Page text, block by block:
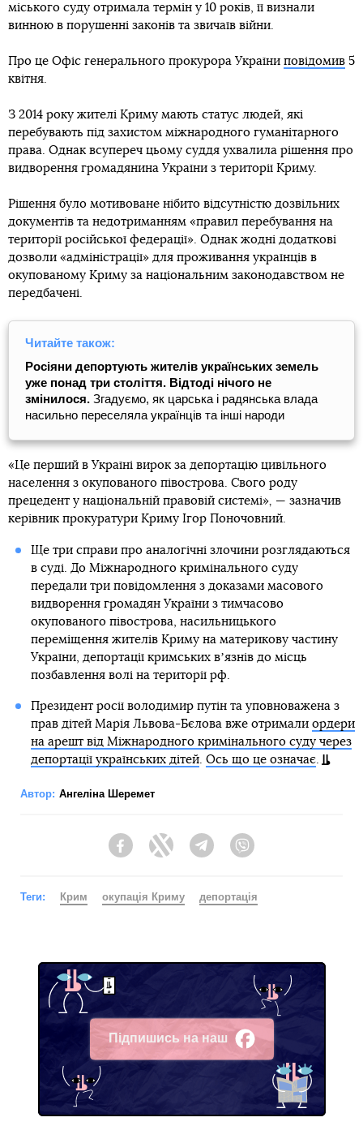
міського суду отримала термін у 10 років, її визнали
винною в порушенні законів та звичаїв війни.
Про це Офіс генерального прокурора України повідомив 5
квітня.
З 2014 року жителі Криму мають статус людей, які
перебувають під захистом міжнародного гуманітарного
права. Однак всупереч цьому суддя ухвалила рішення про
видворення громадянина України з території Криму.
Рішення було мотивоване нібито відсутністю дозвільних
документів та недотриманням «правил перебування на
території російської федерації». Однак жодні додаткові
дозволи «адміністрації» для проживання українців в
окупованому Криму за національним законодавством не
передбачені.
Читайте також:
Росіяни депортують жителів українських земель
уже понад три століття. Відтоді нічого не
змінилося. Згадуємо, як царська і радянська влада
насильно переселяла українців та інші народи
«Це перший в Україні вирок за депортацію цивільного
населення з окупованого півострова. Свого роду
прецедент у національній правовій системі» — зазначив
керівник прокуратури Криму Ігор Поночовний.
Ще три справи про аналогічні злочини розглядаються
в суді. До Міжнародного кримінального суду
передали три повідомлення з доказами масового
видворення громадян України з тимчасово
окупованого півострова, насильницького
переміщення жителів Криму на материкову частину
України, депортації кримських вʼязнів до місць
позбавлення волі на території рф.
Президент росії володимир путін та уповноважена з
прав дітей Марія Львова-Бєлова вже отримали ордери
на арешт від Міжнародного кримінального суду через
депортації українських дітей. Ось що це означає.
Автор: Ангеліна Шеремет
FacebookTwitter Telegram
Теги: Крим окупація Криму депортація
Підпишись на наш
Facebook